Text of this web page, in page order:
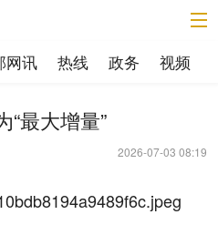
网讯 热线 政务 视频
“最大增量”
2026-07-03 08:19